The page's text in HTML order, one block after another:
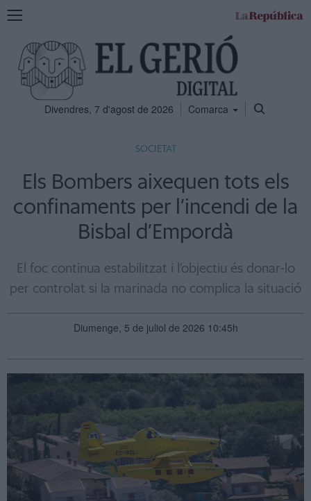
Mostra
navegació
Divendres, 7 d'agost de 2026 Comarca
SOCIETAT
Els Bombers aixequen tots els
confinaments per l’incendi de la
Bisbal d’Empordà
El foc continua estabilitzat i l’objectiu és donar-lo
per controlat si la marinada no complica la situació
Diumenge, 5 de juliol de 2026 10:45h